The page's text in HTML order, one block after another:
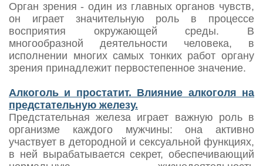
Орган зрения - один из главных органов чувств,
он играет значительную роль в процессе
восприятия окружающей среды. В
многообразной деятельности человека, в
исполнении многих самых тонких работ органу
зрения принадлежит первостепенное значение.
Алкоголь и простатит. Влияние алкоголя на
предстательную железу.
Предстательная железа играет важную роль в
организме каждого мужчины: она активно
участвует в детородной и сексуальной функциях,
в ней вырабатывается секрет, обеспечивающий